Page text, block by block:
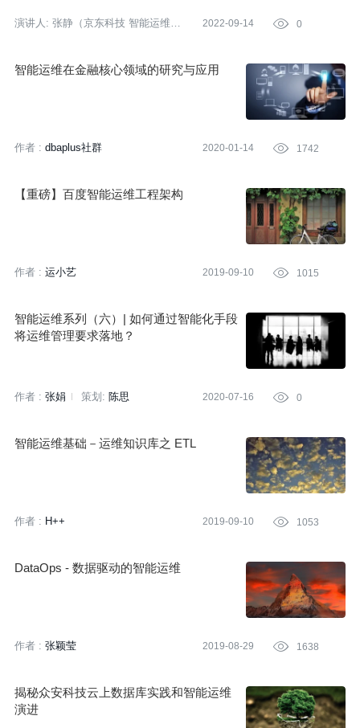
演讲人: 张静（京东科技 智能运维算
2022-09-14  0
智能运维在金融核心领域的研究与应用
作者 : dbaplus社群 2020-01-14  1742
【重磅】百度智能运维工程架构
作者 : 运小艺 2019-09-10  1015
智能运维系列（六）| 如何通过智能化手段
将运维管理要求落地？
作者 : 张娟 策划: 陈思 2020-07-16  0
智能运维基础－运维知识库之 ETL
作者 : H++ 2019-09-10  1053
DataOps - 数据驱动的智能运维
作者 : 张颖莹 2019-08-29  1638
揭秘众安科技云上数据库实践和智能运维
演进